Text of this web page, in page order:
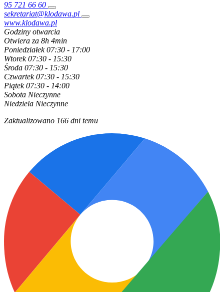
95 721 66 60
sekretariat@klodawa.pl
www.klodawa.pl
Godziny otwarcia
Otwiera za 8h 4min
Poniedziałek 07:30 - 17:00
Wtorek 07:30 - 15:30
Środa 07:30 - 15:30
Czwartek 07:30 - 15:30
Piątek 07:30 - 14:00
Sobota Nieczynne
Niedziela Nieczynne
Zaktualizowano 166 dni temu